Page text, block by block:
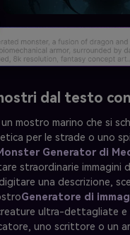
dal testo
mostro marino che si
per le strade o uno
Generator di
straordinarie immagini
una descrizione,
Generatore di
ultra-dettagliate e
uno scrittore o un